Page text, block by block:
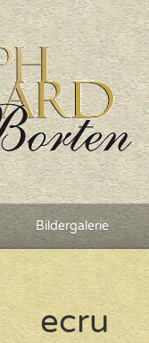
Bildergalerie
ecru